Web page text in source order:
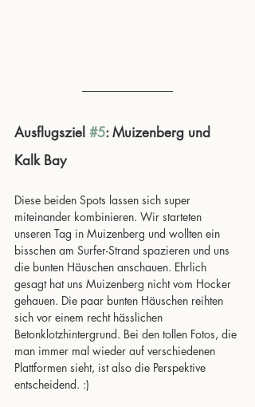
Ausflugsziel #5: Muizenberg und
Kalk Bay
Diese beiden Spots lassen sich super
miteinander kombinieren. Wir starteten
unseren Tag in Muizenberg und wollten ein
bisschen am Surfer-Strand spazieren und uns
die bunten Häuschen anschauen. Ehrlich
gesagt hat uns Muizenberg nicht vom Hocker
gehauen. Die paar bunten Häuschen reihten
sich vor einem recht hässlichen
Betonklotzhintergrund. Bei den tollen Fotos, die
man immer mal wieder auf verschiedenen
Plattformen sieht, ist also die Perspektive
entscheidend. :)